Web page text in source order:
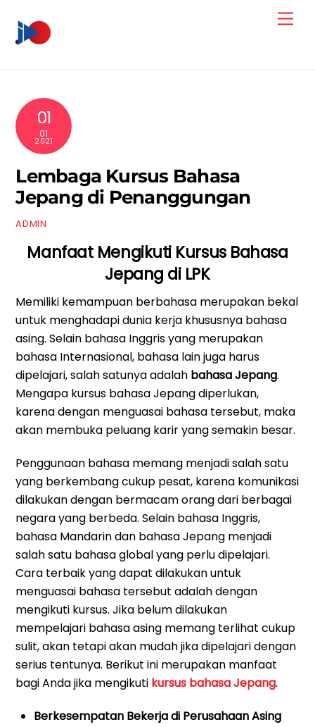
content
01
01
2021
Lembaga Kursus Bahasa
Jepang di Penanggungan
ADMIN
Manfaat Mengikuti Kursus Bahasa
Jepang di LPK
Memiliki kemampuan berbahasa merupakan bekal
untuk menghadapi dunia kerja khususnya bahasa
asing. Selain bahasa Inggris yang merupakan
bahasa Internasional, bahasa lain juga harus
dipelajari, salah satunya adalah bahasa Jepang.
Mengapa kursus bahasa Jepang diperlukan,
karena dengan menguasai bahasa tersebut, maka
akan membuka peluang karir yang semakin besar.
Penggunaan bahasa memang menjadi salah satu
yang berkembang cukup pesat, karena komunikasi
dilakukan dengan bermacam orang dari berbagai
negara yang berbeda. Selain bahasa Inggris,
bahasa Mandarin dan bahasa Jepang menjadi
salah satu bahasa global yang perlu dipelajari.
Cara terbaik yang dapat dilakukan untuk
menguasai bahasa tersebut adalah dengan
mengikuti kursus. Jika belum dilakukan
mempelajari bahasa asing memang terlihat cukup
sulit, akan tetapi akan mudah jika dipelajari dengan
serius tentunya. Berikut ini merupakan manfaat
bagi Anda jika mengikuti kursus bahasa Jepang.
Berkesempatan Bekerja di Perusahaan Asing